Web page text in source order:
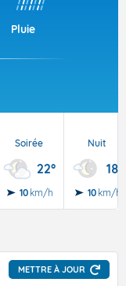
Pluie
Soirée
22°
10 km/h
Nuit
18°
10 km/h
METTRE À JOUR